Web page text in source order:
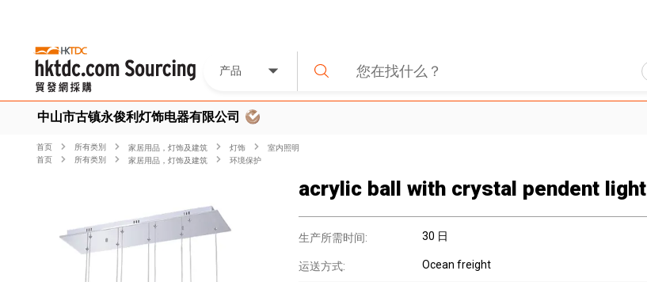
产品
中山市古镇永俊利灯饰电器有限公司
首页 所有类別 家居用品，灯饰及建筑 灯饰
室内照明
首页
所有类別 家居用品，灯饰及建筑 环境保护
acrylic ball with crystal pendent light
生产所需时间: 30 日
运送方式: Ocean freight